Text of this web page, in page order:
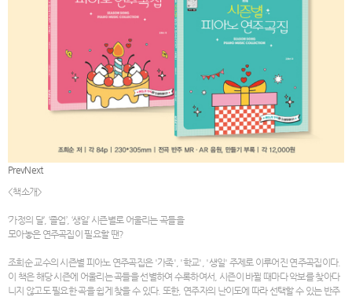
PrevNext
<책소개>
‘가정의 달’, ‘졸업’, ‘생일’ 시즌별로 어울리는 곡들을
모아놓은 연주곡집이 필요할 땐?
조희순 교수의 시즌별 피아노 연주곡집은 '가족', '학교', '생일' 주제로 이루어진 연주곡집이다.
이 책은 해당 시즌에 어울리는 곡들을 선별하여 수록하여서, 시즌이 바뀔 때마다 악보를 찾아다
니지 않고도 필요한 곡을 쉽게 찾을 수 있다. 또한, 연주자의 난이도에 따라 선택할 수 있는 반주